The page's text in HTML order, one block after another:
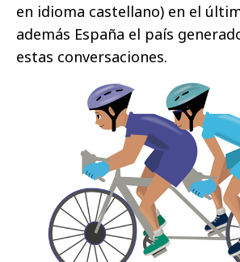
en idioma castellano) en el
además España el país
estas conversaciones.